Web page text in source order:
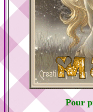
Pour